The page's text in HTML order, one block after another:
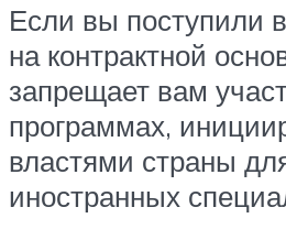
Если вы поступили
на контрактной
запрещает вам
программах,
властями страны
иностранных